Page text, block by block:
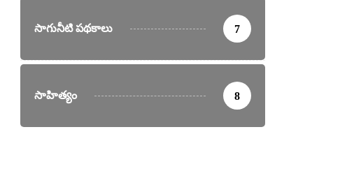
సాగునీటి పథకాలు 7
సాహిత్యం 8